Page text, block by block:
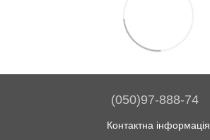
(050)97-888-74
Контактна інформація